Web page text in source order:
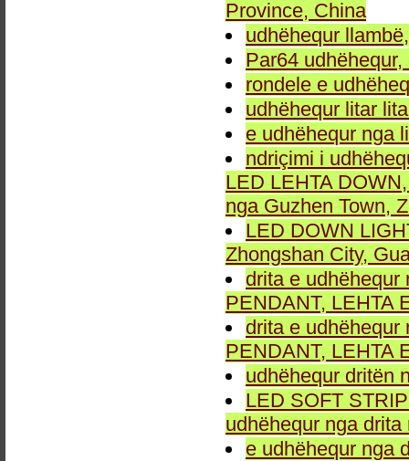
Province, China
udhëhequr
Par64
rondele e
udhëhequr litar
e udhëhequr nga
ndriçimi i
LED LEHTA
nga Guzhen Town,
LED DOWN
Zhongshan City,
drita e udhëhequr
PENDANT, LEHTA
drita e udhëhequr
PENDANT, LEHTA
udhëhequr dritën
LED SOFT
udhëhequr nga
e udhëhequr nga